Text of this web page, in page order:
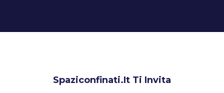
Spaziconfinati.it Ti Invita